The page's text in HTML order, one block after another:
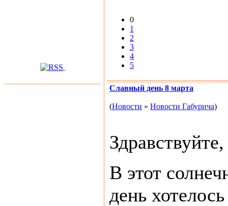
0
1
2
3
4
5
Славный день 8 марта
(Новости » Новости Габурича)
В этот
день